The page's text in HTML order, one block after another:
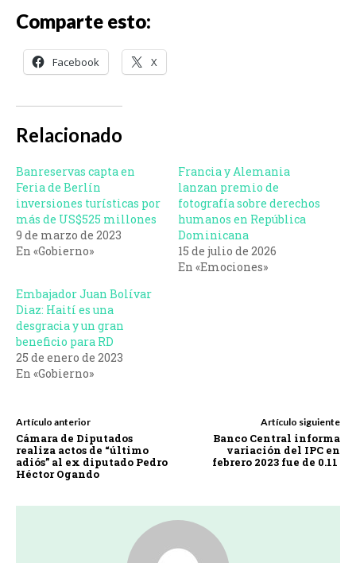
Comparte esto:
Facebook X
Relacionado
Banreservas capta en
Feria de Berlín
inversiones turísticas por
más de US$525 millones
9 de marzo de 2023
En «Gobierno»
Francia y Alemania
lanzan premio de
fotografía sobre derechos
humanos en República
Dominicana
15 de julio de 2026
En «Emociones»
Embajador Juan Bolívar
Diaz: Haití es una
desgracia y un gran
beneficio para RD
25 de enero de 2023
En «Gobierno»
Artículo anterior
Cámara de Diputados
realiza actos de “último
adiós” al ex diputado Pedro
Héctor Ogando
Artículo siguiente
Banco Central informa
variación del IPC en
febrero 2023 fue de 0.11